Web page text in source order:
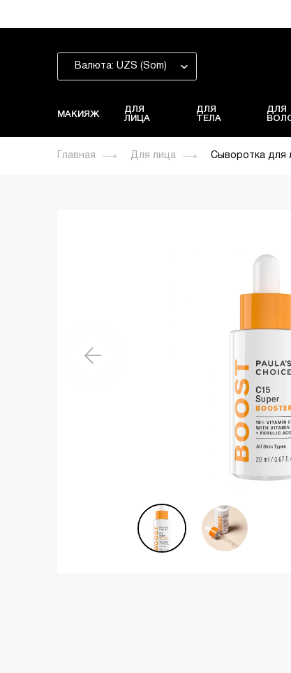
Валюта: UZS (Som)
МАКИЯЖ
ДЛЯ
ЛИЦА
ДЛЯ
ТЕЛА
ДЛЯ
Главная Для лица Сыворотка для